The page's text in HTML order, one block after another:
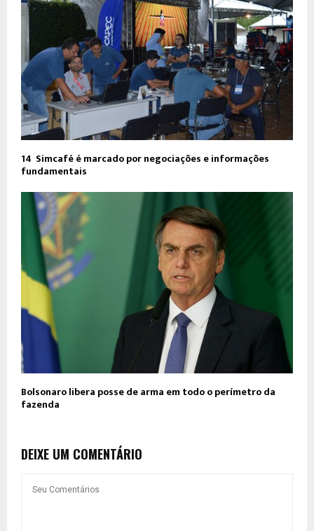
14º Simcafé é marcado por negociações e informações
fundamentais
Bolsonaro libera posse de arma em todo o perímetro da
fazenda
DEIXE UM COMENTÁRIO